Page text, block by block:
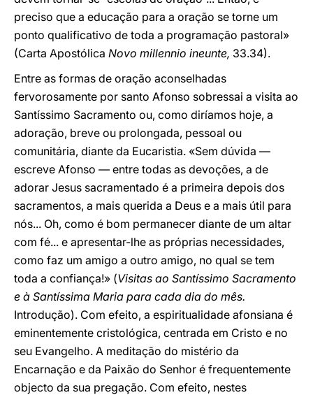
preciso que a educação para a oração se torne um
ponto qualificativo de toda a programação pastoral»
(Carta Apostólica Novo millennio ineunte, 33.34).
Entre as formas de oração aconselhadas
fervorosamente por santo Afonso sobressai a visita ao
Santíssimo Sacramento ou, como diríamos hoje, a
adoração, breve ou prolongada, pessoal ou
comunitária, diante da Eucaristia. «Sem dúvida —
escreve Afonso — entre todas as devoções, a de
adorar Jesus sacramentado é a primeira depois dos
sacramentos, a mais querida a Deus e a mais útil para
nós... Oh, como é bom permanecer diante de um altar
com fé... e apresentar-lhe as próprias necessidades,
como faz um amigo a outro amigo, no qual se tem
toda a confiança!» (Visitas ao Santíssimo Sacramento
e à Santíssima Maria para cada dia do mês.
Introdução). Com efeito, a espiritualidade afonsiana é
eminentemente cristológica, centrada em Cristo e no
seu Evangelho. A meditação do mistério da
Encarnação e da Paixão do Senhor é frequentemente
objecto da sua pregação. Com efeito, nestes